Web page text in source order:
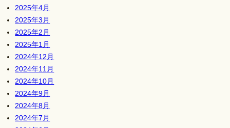
2025年4月
2025年3月
2025年2月
2025年1月
2024年12月
2024年11月
2024年10月
2024年9月
2024年8月
2024年7月